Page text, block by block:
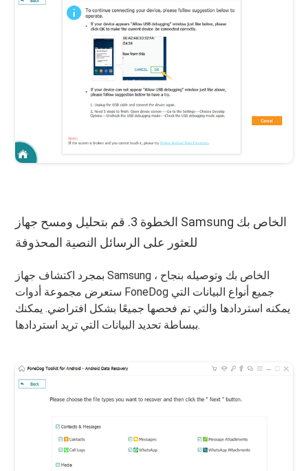
الخطوة 3. قم بتحليل ومسح جهاز Samsung الخاص بك
للعثور على الرسائل النصية المحذوفة
بمجرد اكتشاف جهاز Samsung الخاص بك وتوصيله بنجاح ،
ستعرض مجموعة أدوات FoneDog جميع أنواع البيانات التي
يمكنه استردادها والتي تم فحصها جميعًا بشكل افتراضي. يمكنك
ببساطة تحديد البيانات التي تريد استردادها.